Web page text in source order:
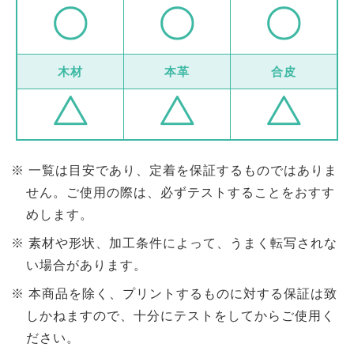
木材 本革 合皮
一覧は目安であり、定着を保証するものではありま
せん。ご使用の際は、必ずテストすることをおすす
めします。
素材や形状、加工条件によって、うまく転写されな
い場合があります。
本商品を除く、プリントするものに対する保証は致
しかねますので、十分にテストをしてからご使用く
ださい。